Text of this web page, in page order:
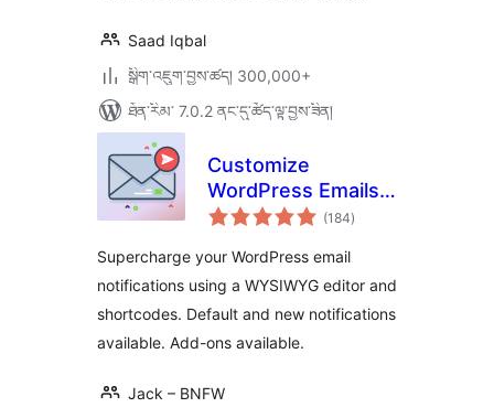
Saad Iqbal
སྒྲིག་འཇུག་བྱས་ཚད། 300,000+
ཐོན་རིམ་ 7.0.2 ནང་དུ་ཚོད་ལྟ་བྱས་ཟིན།
Customize
WordPress Emails
and Alerts – Better
WP
(184གདེང་
འཇོག་
ཚང་།
)
Supercharge your WordPress email
notifications using a WYSIWYG editor and
shortcodes. Default and new notifications
available. Add-ons available.
Jack – BNFW